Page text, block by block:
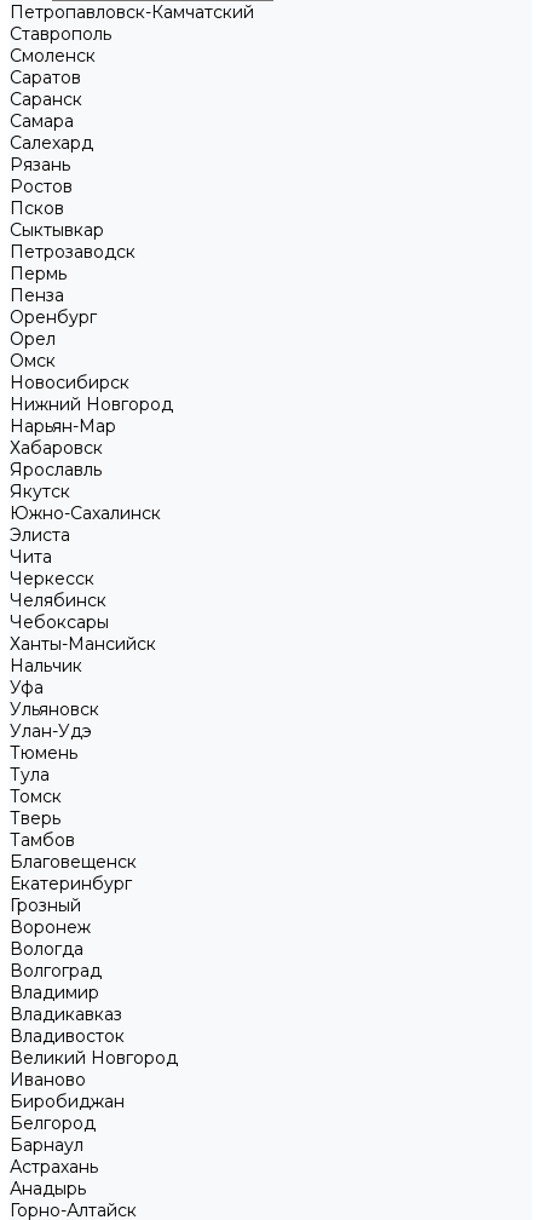
Петропавловск-Камчатский
Ставрополь
Смоленск
Саратов
Саранск
Самара
Салехард
Рязань
Ростов
Псков
Сыктывкар
Петрозаводск
Пермь
Пенза
Оренбург
Орел
Омск
Новосибирск
Нижний Новгород
Нарьян-Мар
Хабаровск
Ярославль
Якутск
Южно-Сахалинск
Элиста
Чита
Черкесск
Челябинск
Чебоксары
Ханты-Мансийск
Нальчик
Уфа
Ульяновск
Улан-Удэ
Тюмень
Тула
Томск
Тверь
Тамбов
Благовещенск
Екатеринбург
Грозный
Воронеж
Вологда
Волгоград
Владимир
Владикавказ
Владивосток
Великий Новгород
Иваново
Биробиджан
Белгород
Барнаул
Астрахань
Анадырь
Горно-Алтайск